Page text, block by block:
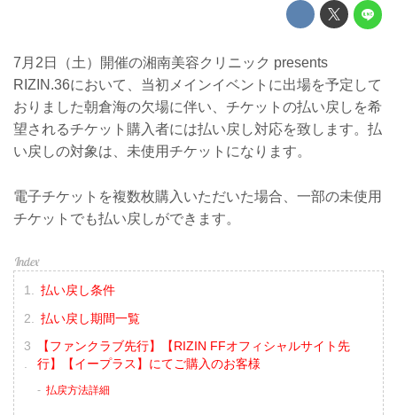
7月2日（土）開催の湘南美容クリニック presents
RIZIN.36において、当初メインイベントに出場を予定して
おりました朝倉海の欠場に伴い、チケットの払い戻しを希
望されるチケット購入者には払い戻し対応を致します。払
い戻しの対象は、未使用チケットになります。
電子チケットを複数枚購入いただいた場合、一部の未使用
チケットでも払い戻しができます。
払い戻し条件
払い戻し期間一覧
【ファンクラブ先行】【RIZIN FFオフィシャルサイト先
行】【イープラス】にてご購入のお客様
払戻方法詳細